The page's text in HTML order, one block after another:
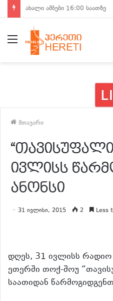
ახალი ამბები 15:00 საათზე
მენიუ
მთავარი
ივლისს
ანონსი
31 ივლისი, 2015 2 Less
დღეს, 31 ივლისს
ეთერში თოქ-შოუ
საათიდან